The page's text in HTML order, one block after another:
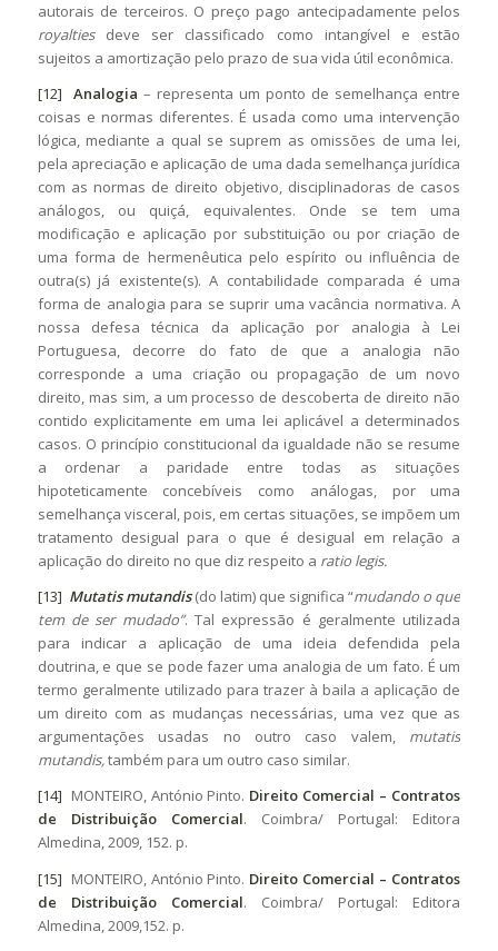
autorais de terceiros. O preço pago antecipadamente pelos
royaltiesdeve ser classificado como intangível e estão
sujeitos a amortização pelo prazo de sua vida útil econômica.
[12]
Analogia – representa um ponto de semelhança entre
coisas e normas diferentes. É usada como uma intervenção
lógica, mediante a qual se suprem as omissões de uma lei,
pela apreciação e aplicação de uma dada semelhança jurídica
com as normas de direito objetivo, disciplinadoras de casos
análogos, ou quiçá, equivalentes. Onde se tem uma
modificação e aplicação por substituição ou por criação de
uma forma de hermenêutica pelo espírito ou influência de
outra(s) já existente(s). A contabilidade comparada é uma
forma de analogia para se suprir uma vacância normativa. A
nossa defesa técnica da aplicação por analogia à Lei
Portuguesa, decorre do fato de que a analogia não
corresponde a uma criação ou propagação de um novo
direito, mas sim, a um processo de descoberta de direito não
contido explicitamente em uma lei aplicável a determinados
casos. O princípio constitucional da igualdade não se resume
a ordenar a paridade entre todas as situações
hipoteticamente concebíveis como análogas, por uma
semelhança visceral, pois, em certas situações, se impõem um
tratamento desigual para o que é desigual em relação a
aplicação do direito no que diz respeito a ratio legis.
[13] Mutatis mutandis(do latim) que significa “mudando o que
tem de ser mudado”. Tal expressão é geralmente utilizada
para indicar a aplicação de uma ideia defendida pela
doutrina, e que se pode fazer uma analogia de um fato. É um
termo geralmente utilizado para trazer à baila a aplicação de
um direito com as mudanças necessárias, uma vez que as
argumentações usadas no outro caso valem, mutatis
mutandis,também para um outro caso similar.
[14] MONTEIRO, António Pinto. Direito Comercial – Contratos
de Distribuição Comercial. Coimbra/ Portugal: Editora
Almedina, 2009, 152. p.
[15] MONTEIRO, António Pinto. Direito Comercial – Contratos
de Distribuição Comercial. Coimbra/ Portugal: Editora
Almedina, 2009,152. p.